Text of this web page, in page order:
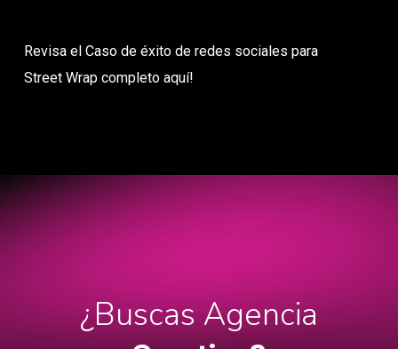
Revisa el Caso de éxito de redes sociales para
Street Wrap completo aquí!
¿Buscas Agencia